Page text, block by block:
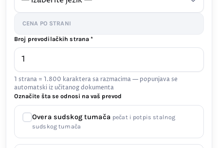
CENA PO STRANI
Broj prevodilačkih strana *
1 strana = 1.800 karaktera sa razmacima — popunjava se
automatski iz učitanog dokumenta
Označite šta se odnosi na vaš prevod
Overa sudskog tumača pečat i potpis stalnog
sudskog tumača